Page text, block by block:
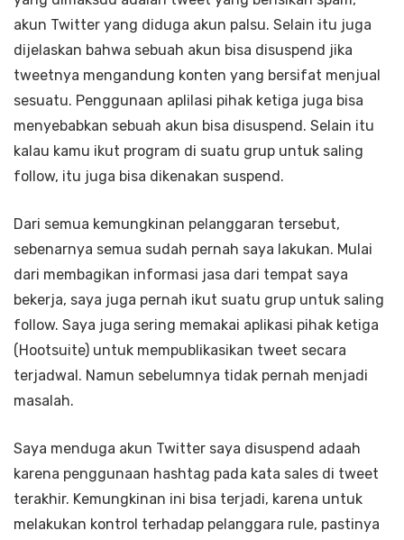
akun Twitter yang diduga akun palsu. Selain itu juga
dijelaskan bahwa sebuah akun bisa disuspend jika
tweetnya mengandung konten yang bersifat menjual
sesuatu. Penggunaan aplilasi pihak ketiga juga bisa
menyebabkan sebuah akun bisa disuspend. Selain itu
kalau kamu ikut program di suatu grup untuk saling
follow, itu juga bisa dikenakan suspend.
Dari semua kemungkinan pelanggaran tersebut,
sebenarnya semua sudah pernah saya lakukan. Mulai
dari membagikan informasi jasa dari tempat saya
bekerja, saya juga pernah ikut suatu grup untuk saling
follow. Saya juga sering memakai aplikasi pihak ketiga
(Hootsuite) untuk mempublikasikan tweet secara
terjadwal. Namun sebelumnya tidak pernah menjadi
masalah.
Saya menduga akun Twitter saya disuspend adaah
karena penggunaan hashtag pada kata sales di tweet
terakhir. Kemungkinan ini bisa terjadi, karena untuk
melakukan kontrol terhadap pelanggara rule, pastinya